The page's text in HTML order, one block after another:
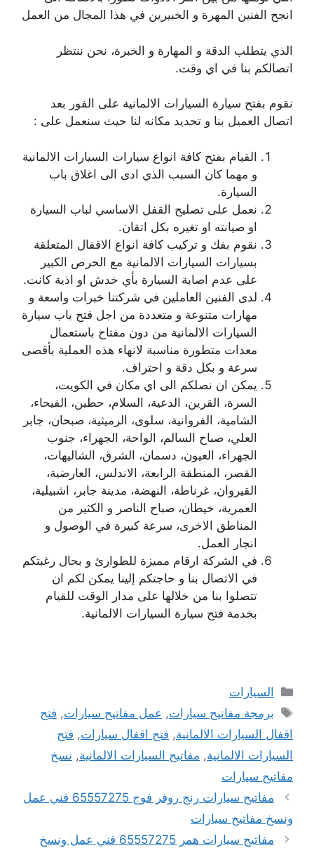
انجح الفنين المهرة و الخبيرين في هذا المجال من العمل
الذي يتطلب الدقة و المهارة و الخبرة، نحن ننتظر
اتصالكم بنا في اي وقت.
نقوم بفتح سيارة السيارات الالمانية على الفور بعد
اتصال العميل بنا و تحديد مكانه لنا حيث سنعمل على :
القيام بفتح كافة انواع سيارات السيارات الالمانية
و مهما كان السبب الذي ادى الى اغلاق باب
السيارة.
نعمل على تصليح القفل الاساسي لباب السيارة
او صيانته او تغيره بكل اتقان.
نقوم بفك و تركيب كافة انواع الاقفال المتعلقة
بسيارات السيارات الالمانية مع الحرص الكبير
على عدم اصابة السيارة بأي خدش او اذية كانت.
لدى الفنين العاملين في شركتنا خبرات واسعة و
مهارات متنوعة و متعددة من اجل فتح باب سيارة
السيارات الالمانية من دون مفتاح باستعمال
معدات متطورة مناسبة لانهاء هذه العملية بأقصى
سرعة و بكل دقة و احتراف.
يمكن ان نصلكم الى اي مكان في الكويت،
السرة، القرين، الدعية، السلام، حطين، الفيحاء،
الشامية، الفروانية، سلوى، الرميثية، صبحان، جابر
العلي، صباح السالم، الواحة، الجهراء، جنوب
الجهراء، العيون، دسمان، الشرق، الشاليهات،
القصر، المنطقة الرابعة، الاندلس، العارضية،
القيروان، غرناطة، النهضة، مدينة جابر، اشبيلية،
العمرية، خيطان، صباح الناصر و الكثير من
المناطق الاخرى، سرعة كبيرة في الوصول و
انجار العمل.
في الشركة ارقام مميزة للطوارئ و بحال رغبتكم
في الاتصال بنا و حاجتكم إلينا يمكن لكم ان
تتصلوا بنا من خلالها على مدار الوقت للقيام
بخدمة فتح سيارة السيارات الالمانية.
التصنيفات
السيارات
الوسوم
برمجة مفاتيح سيارات, عمل مفاتيح سيارات, فتح
اقفال السيارات الالمانية, فتح اقفال سيارات, فتح
السيارات الالمانية, مفاتيح السيارات الالمانية, نسخ
مفاتيح سيارات
مفاتيح سيارات رنج روفر فوج 65557275 فني عمل
ونسخ مفاتيح سيارات
مفاتيح سيارات همر 65557275 فني عمل ونسخ